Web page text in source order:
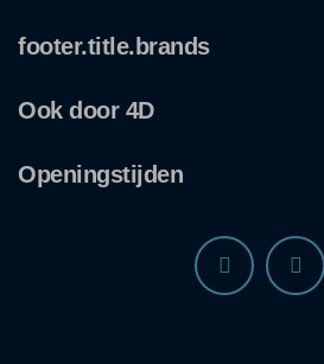
footer.title.brands
Ook door 4D
Openingstijden